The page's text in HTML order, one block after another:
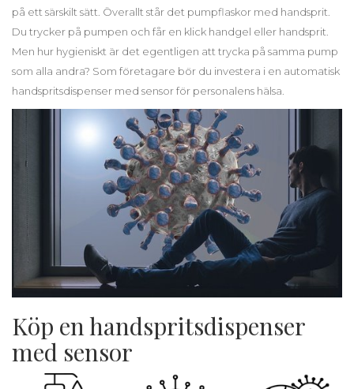
på ett särskilt sätt. Överallt står det pumpflaskor med handsprit.
Du trycker på pumpen och får en klick handgel eller handsprit.
Men hur hygieniskt är det egentligen att trycka på samma pump
som alla andra? Som företagare bör du investera i en automatisk
handspritsdispenser med sensor för personalens hälsa.
Köp en handspritsdispenser
med sensor